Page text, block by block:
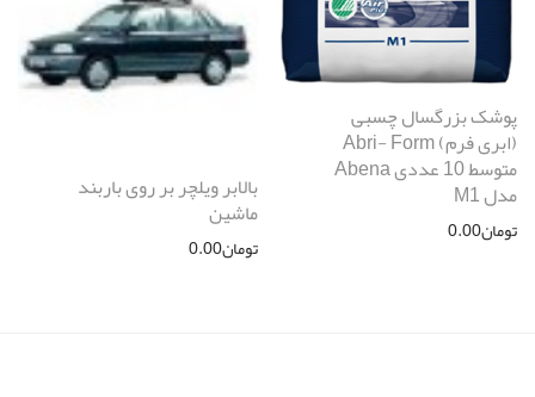
پوشک بزرگسال چسبی
(ابری فرم) Abri- Form
متوسط 10 عددی Abena
مدل M1
تومان0.00
بالابر ویلچر بر روی باربند
ماشین
تومان0.00